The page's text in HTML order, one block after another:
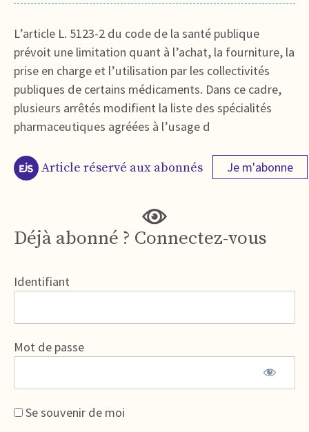
L’article L. 5123-2 du code de la santé publique
prévoit une limitation quant à l’achat, la fourniture, la
prise en charge et l’utilisation par les collectivités
publiques de certains médicaments. Dans ce cadre,
plusieurs arrêtés modifient la liste des spécialités
pharmaceutiques agréées à l’usage d
Article réservé aux abonnés Je m'abonne
Déjà abonné ? Connectez-vous
Identifiant
Mot de passe
Se souvenir de moi